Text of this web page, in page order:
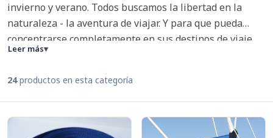
invierno y verano. Todos buscamos la libertad en la
naturaleza - la aventura de viajar. Y para que pueda
concentrarse completamente en sus destinos de viaje,
existe nuestra categoría Camping. Facilite la vida con
individualmente.
Leer más▾
24productos en esta categoría